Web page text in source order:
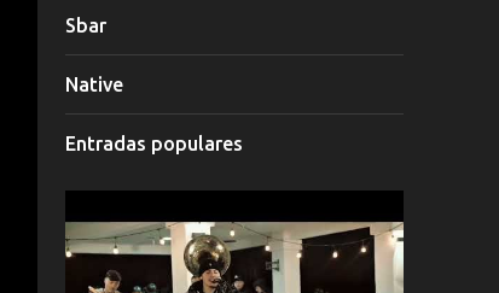
Sbar
Native
Entradas populares